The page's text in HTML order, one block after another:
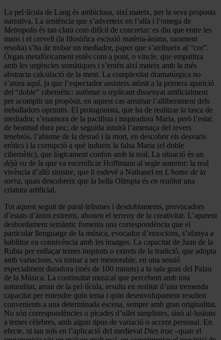
La pel·lícula de Lang és ambiciosa, així mateix, per la seva proposta
narrativa. La sentència que s’adverteix en l’alfa i l’omega de
Metropolis és tan clara com difícil de concretar: es diu que entre les
mans i el cervell (la filosòfica escissió matèria-ànima, rarament
resolta) s’ha de trobar un mediador, paper que s’atribueix al “cor”.
Òrgan metafòricament entès com a pont, o vincle, que empatitza
amb les urgències somàtiques i s’entén així mateix amb la més
abstracta calculació de la ment. La complexitat dramatúrgica no
s’atura aquí, ja que l’espectador assisteix atònit a la primera aparició
del “doble” cibernètic: autòmat o replicant dissenyat artificialment
per acomplir un propòsit, en aquest cas arruïnar l’alliberament dels
treballadors oprimits. El protagonista, que ha de realitzar la tasca de
mediador, s’enamora de la pacifista i inspiradora Maria, però l’estat
de beatitud dura poc; de seguida intuirà l’amenaça del revers
tenebrós, l’abisme de la desraó i la mort, en descobrir els desvaris
eròtics i la corrupció a què indueix la falsa Maria (el doble
cibernètic), que lògicament confon amb la real. La situació és un
déjà vu de la que va escenificar Hoffmann al segle anterior: la real
vivència d’allò sinistre, que li esdevé a Nathanel en L’home de la
sorra, quan descobreix que la bella Olimpia és en realitat una
criatura artificial.
Tot aquest seguit de paral·lelismes i desdoblaments, provocadors
d’estats d’ànim extrems, abonen el terreny de la creativitat. L’aparent
desbordament semàntic fomenta una correspondència que el
particular llenguatge de la música, evocador d’emocions, s’afanya a
habilitar en connivència amb les imatges. La capacitat de Juan de la
Rubia per enllaçar temes inspirats o extrets de la tradició, que adopta
amb variacions, va tornar a ser memorable, en una sessió
especialment duradora (més de 100 minuts) a la sala gran del Palau
de la Música. La continuïtat musical que percebem amb tota
naturalitat, arran de la pel·lícula, resulta en realitat d’una tremenda
capacitat per entendre quin tema i quin desenvolupament resulten
convenients a una determinada escena, sempre amb gran originalitat.
No són correspondències o picades d’ullet simplistes, sinó al·lusions
a temes cèlebres, amb algun tipus de variació o accent personal. En
efecte, ni tan sols en l’aplicació del medieval Dies irae –quan el